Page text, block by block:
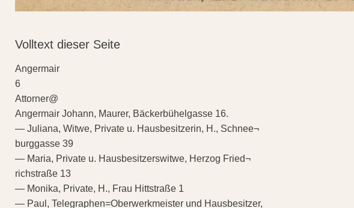
Volltext dieser Seite
Angermair
6
Attorner@
Angermair Johann, Maurer, Bäckerbühelgasse 16.
— Juliana, Witwe, Private u. Hausbesitzerin, H., Schnee¬
burggasse 39
— Maria, Private u. Hausbesitzerswitwe, Herzog Fried¬
richstraße 13
— Monika, Private, H., Frau Hittstraße 1
— Paul, Telegraphen=Oberwerkmeister und Hausbesitzer,